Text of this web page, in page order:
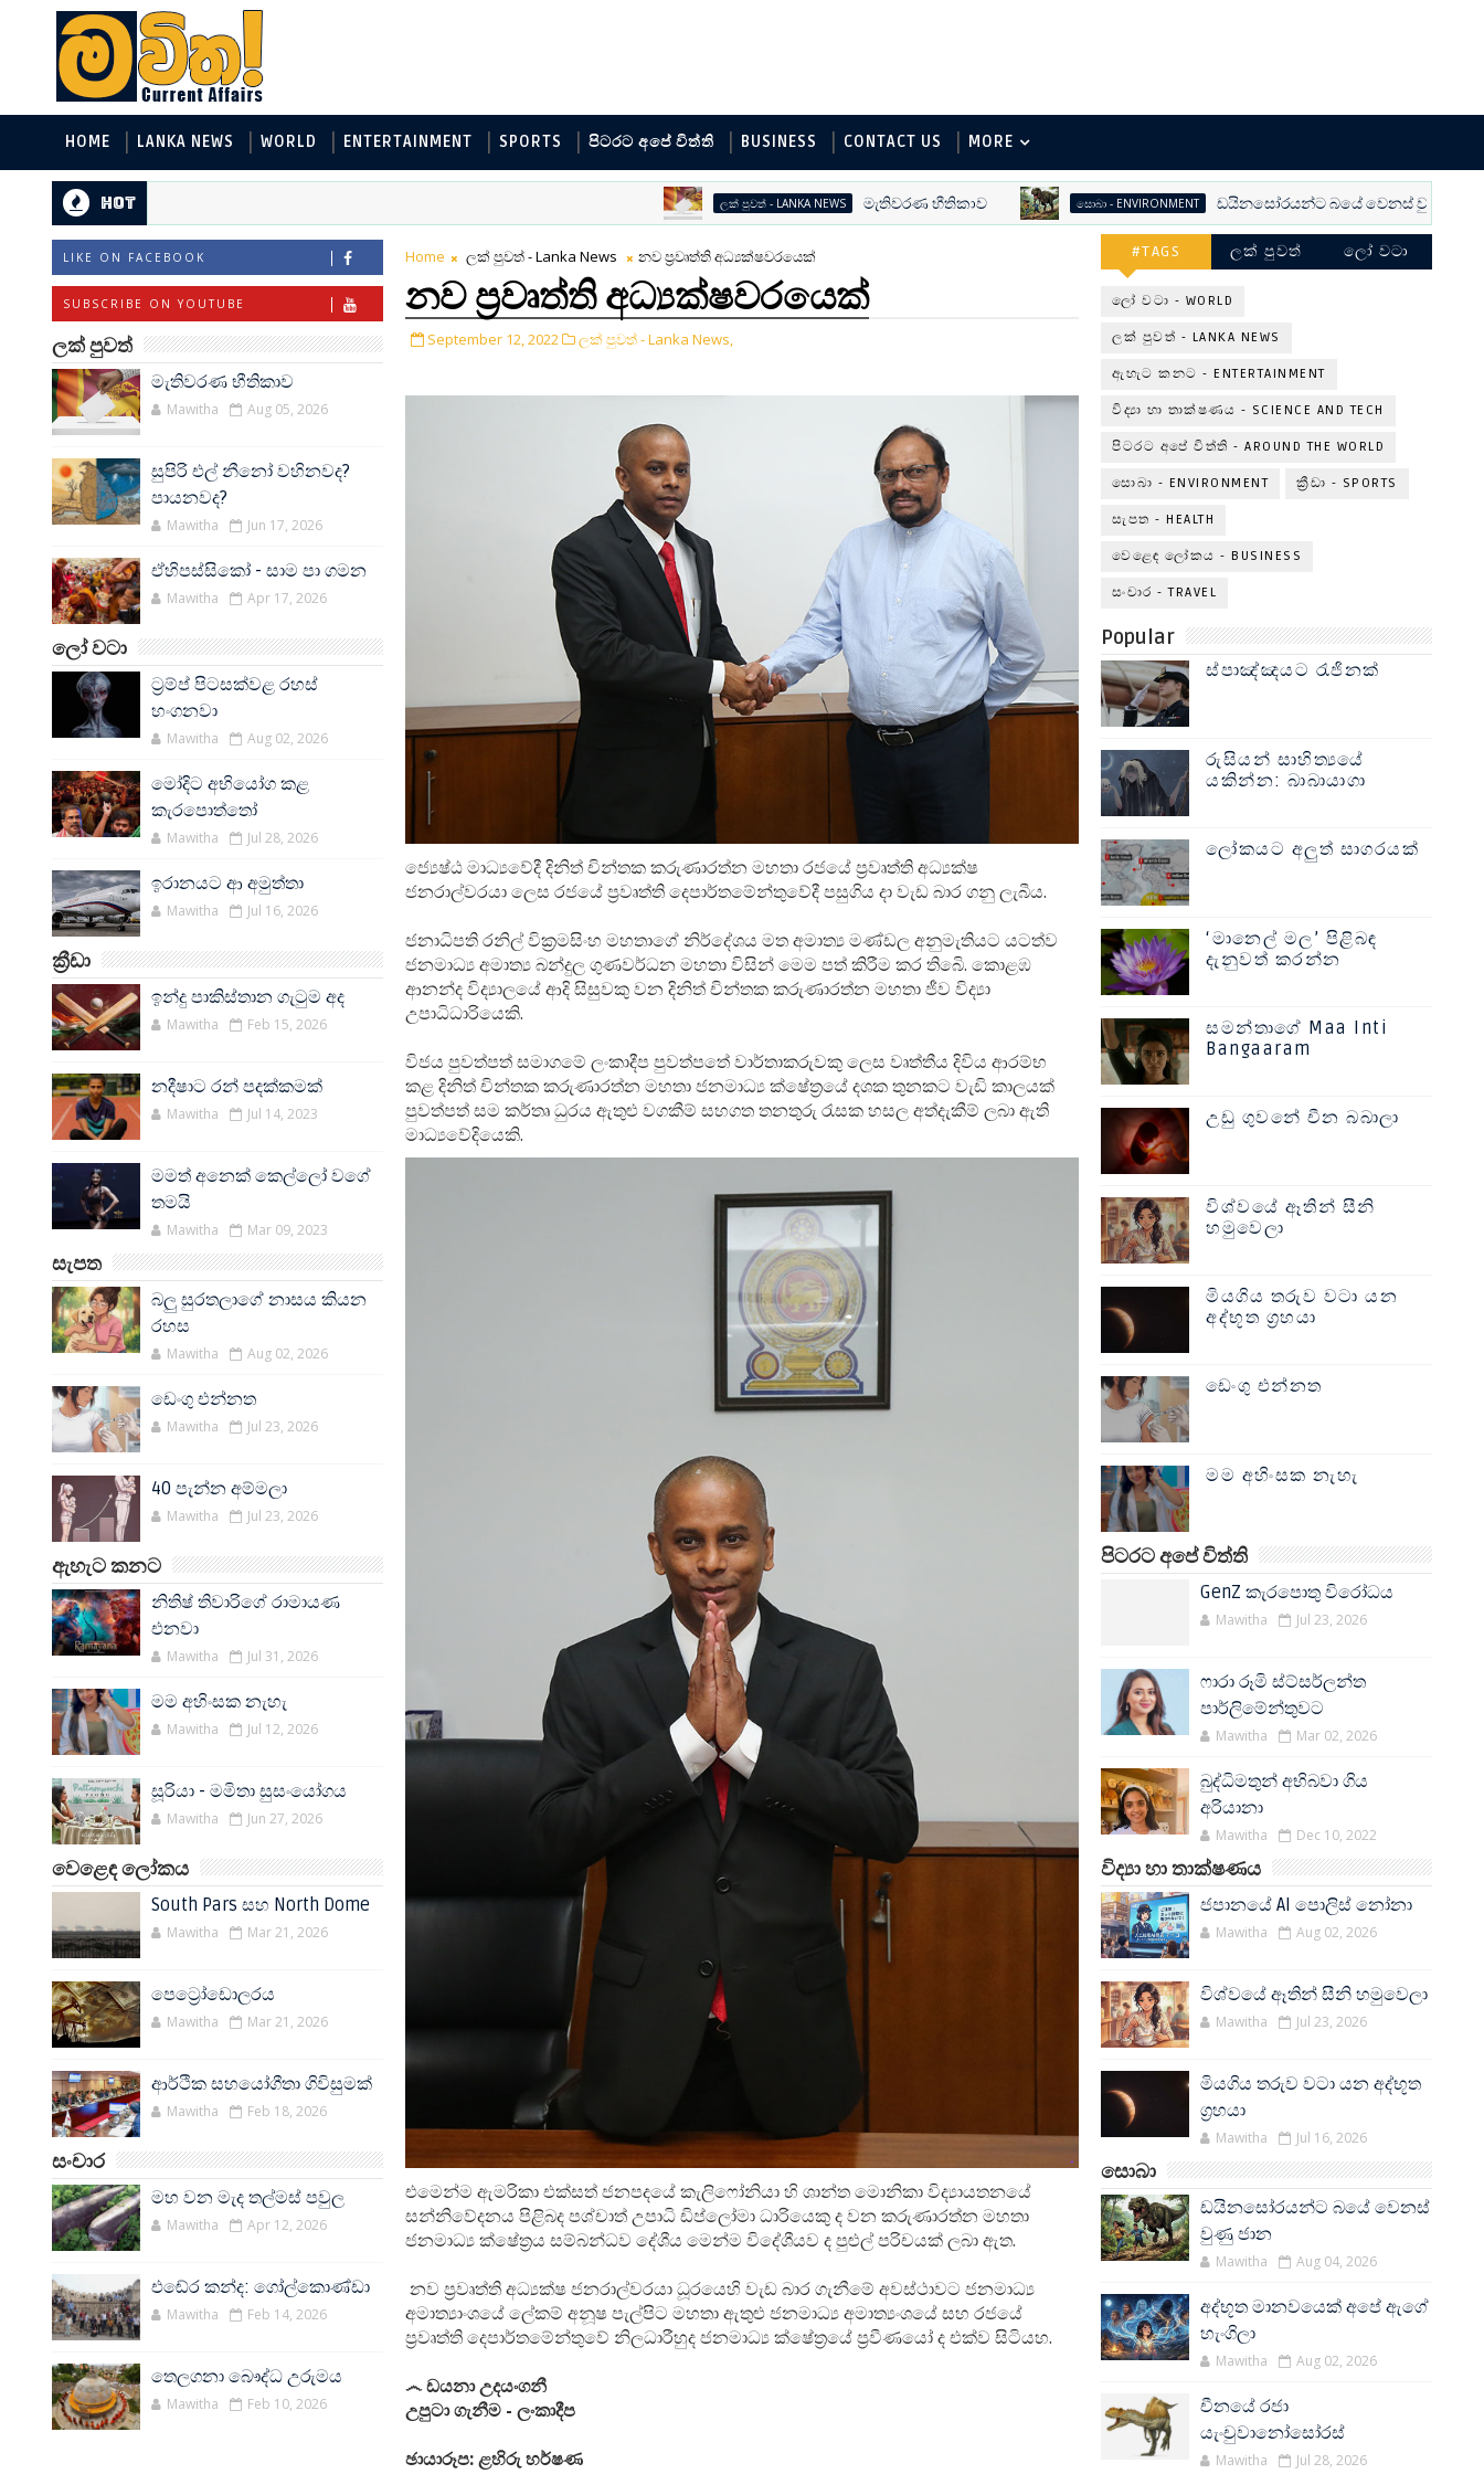
HOME LANKA NEWS WORLD ENTERTAINMENT SPORTS පිටරට අපේ විත්ති BUSINESS CONTACT US MORE
Hot ලක් පුවත් - LANKA NEWS මැතිවරණ භීතිකාව සොබා - ENVIRONMENT ඩයිනසෝරයන්ට බයේ වෙනස් වුණු ජාන
LIKE ON FACEBOOK
SUBSCRIBE ON YOUTUBE
ලක් පුවත්
මැතිවරණ භීතිකාව
Mawitha Aug 05, 2026
සුපිරි එල් නීනෝ වහිනවද?
පායනවද?
Mawitha Jun 17, 2026
ඒහිපස්සිකෝ - සාම පා ගමන
Mawitha Apr 17, 2026
ලෝ වටා
ට්‍රම්ප් පිටසක්වළ රහස්
හංගනවා
Mawitha Aug 02, 2026
මෝදිට අභියෝග කළ
කැරපොත්තෝ
Mawitha Jul 28, 2026
ඉරානයට ආ අමුත්තා
Mawitha Jul 16, 2026
ක්‍රීඩා
ඉන්දු පාකිස්තාන ගැටුම අද
Mawitha Feb 15, 2026
නදීෂාට රන් පදක්කමක්
Mawitha Jul 14, 2023
මමත් අනෙක් කෙල්ලෝ වගේ
තමයි
Mawitha Mar 09, 2023
සැපත
බලු සුරතලාගේ නාසය කියන
රහස
Mawitha Aug 02, 2026
ඩෙංගු එන්නත
Mawitha Jul 23, 2026
40 පැන්න අම්මලා
Mawitha Jul 23, 2026
ඇහැට කනට
නිතිෂ් තිවාරිගේ රාමායණ
එනවා
Mawitha Jul 31, 2026
මම අහිංසක නැහැ
Mawitha Jul 12, 2026
සූරියා - මමිතා සුසංයෝගය
Mawitha Jun 27, 2026
වෙළෙඳ ලෝකය
South Pars සහ North Dome
Mawitha Mar 21, 2026
පෙට්‍රෝඩොලරය
Mawitha Mar 21, 2026
ආර්ථික සහයෝගීතා ගිවිසුමක්
Mawitha Feb 18, 2026
සංචාර
මහ වන මැද තල්මස් පවුල
Mawitha Apr 12, 2026
එඬේර කන්ද: ගෝල්කොණ්ඩා
Mawitha Feb 14, 2026
තෙලගනා බෞද්ධ උරුමය
Mawitha Feb 10, 2026
Home ලක් පුවත් - Lanka News නව ප්‍රවෘත්ති අධ්‍යක්ෂවරයෙක්
නව ප්‍රවෘත්ති අධ්‍යක්ෂවරයෙක්
September 12, 2022 ලක් පුවත් - Lanka News,
ජ්‍යෙෂ්ඨ මාධ්‍යවේදී දිනිත් චින්තක කරුණාරත්න මහතා රජයේ ප්‍රවෘත්ති අධ්‍යක්ෂ
ජනරාල්වරයා ලෙස රජයේ ප්‍රවෘත්ති දෙපාර්තමේන්තුවේදී පසුගිය දා වැඩ බාර ගනු ලැබීය.
ජනාධිපති රනිල් වික්‍රමසිංහ මහතාගේ නිර්දේශය මත අමාත්‍ය මණ්ඩල අනුමැතියට යටත්ව
ජනමාධ්‍ය අමාත්‍ය බන්දුල ගුණවර්ධන මහතා විසින් මෙම පත් කිරීම කර තිබෙි. කොළඹ
ආනන්ද විද්‍යාලයේ ආදි සිසුවකු වන දිනිත් චින්තක කරුණාරත්න මහතා ජීව විද්‍යා
උපාධිධාරියෙකි.
විජය පුවත්පත් සමාගමේ ලංකාදීප පුවත්පතේ වාර්තාකරුවකු ලෙස වෘත්තීය දිවිය ආරම්භ
කළ දිනිත් චින්තක කරුණාරත්න මහතා ජනමාධ්‍ය ක්ෂේත්‍රයේ දශක තුනකට වැඩි කාලයක්
පුවත්පත් සම කර්තෘ ධුරය ඇතුළු වගකීම් සහගත තනතුරු රැසක හසල අත්දැකීම් ලබා ඇති
මාධ්‍යවේදියෙකි.
එමෙන්ම ඇමරිකා එක්සත් ජනපදයේ කැලිෆෝනියා හි ශාන්ත මොනිකා විද්‍යායතනයේ
සන්නිවේදනය පිළිබද පශ්චාත් උපාධි ඩිප්ලෝමා ධාරියෙකු ද වන කරුණාරත්න මහතා
ජනමාධ්‍ය ක්ෂේත්‍රය සම්බන්ධව දේශීය මෙන්ම විදේශීයව ද පුළුල් පරිචයක් ලබා ඇත.
නව ප්‍රවෘත්ති අධ්‍යක්ෂ ජනරාල්වරයා ධූරයෙහි වැඩ බාර ගැනීමේ අවස්ථාවට ජනමාධ්‍ය
අමාත්‍යාංශයේ ලේකම් අනූෂ පැල්පිට මහතා ඇතුළු ජනමාධ්‍ය අමාත්‍යංශයේ සහ රජයේ
ප්‍රවෘත්ති දෙපාර්තමේන්තුවේ නිලධාරීහුද ජනමාධ්‍ය ක්ෂේත්‍රයේ ප්‍රවීණයෝ ද එක්ව සිටියහ.
෴ ඩයනා උදයංගනී
උපුටා ගැනීම - ලංකාදීප
ඡායාරූප: ළහිරු හර්ෂණ
#TAGS ලක් පුවත් ලෝ වටා
ලෝ වටා - WORLD
ලක් පුවත් - LANKA NEWS
ඇහැට කනට - ENTERTAINMENT
විද්‍යා හා තාක්ෂණය - SCIENCE AND TECH
පිටරට අපේ විත්ති - AROUND THE WORLD
සොබා - ENVIRONMENT ක්‍රීඩා - SPORTS
සැපත - HEALTH
වෙළෙඳ ලෝකය - BUSINESS
සංචාර - TRAVEL
Popular
ස්පාඤ්ඤයට රැජිනක්
රුසියන් සාහිත්‍යයේ
යකින්න: බාබායාගා
ලෝකයට අලුත් සාගරයක්
‘මානෙල් මල’ පිළිබඳ
දැනුවත් කරන්න
සමන්තාගේ Maa Inti
Bangaaram
උඩු ගුවනේ චීන බබාලා
විශ්වයේ ඈතින් සීනි
හමුවෙලා
මියගිය තරුව වටා යන
අද්භූත ග්‍රහයා
ඩෙංගු එන්නත
මම අහිංසක නැහැ
පිටරට අපේ විත්ති
GenZ කැරපොතු විරෝධය
Mawitha Jul 23, 2026
ෆාරා රූමි ස්ට්සර්ලන්ත
පාර්ලිමේන්තුවට
Mawitha Mar 02, 2026
බුද්ධිමතුන් අභිබවා ගිය
අරියානා
Mawitha Dec 10, 2022
විද්‍යා හා තාක්ෂණය
ජපානයේ AI පොලිස් නෝනා
Mawitha Aug 02, 2026
විශ්වයේ ඈතින් සීනි හමුවෙලා
Mawitha Jul 23, 2026
මියගිය තරුව වටා යන අද්භූත
ග්‍රහයා
Mawitha Jul 16, 2026
සොබා
ඩයිනසෝරයන්ට බයේ වෙනස්
වුණු ජාන
Mawitha Aug 04, 2026
අද්භූත මානවයෙක් අපේ ඇගේ
හැංගිලා
Mawitha Aug 02, 2026
චීනයේ රජා
යැංචුවානෝසෝරස්
Mawitha Jul 28, 2026